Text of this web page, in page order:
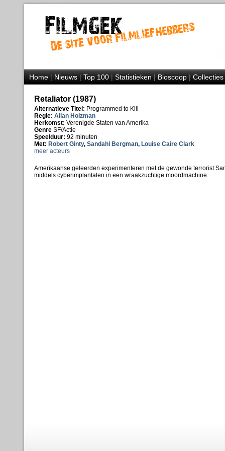
Home|Nieuws|Top 100|Statistieken|Bioscoop|Collecties
Retaliator (1987)
Alternatieve Titel: Programmed to Kill
Regie: Allan Holzman
Herkomst: Verenigde Staten van Amerika
Genre SF/Actie
Speelduur: 92 minuten
Met: Robert Ginty, Sandahl Bergman, Louise Caire Clark
meer acteurs
Amerikaanse geleerden experimenteren met de gewonde terrorist
middels cyberimplantaten in een wraakzuchtige moordmachine.